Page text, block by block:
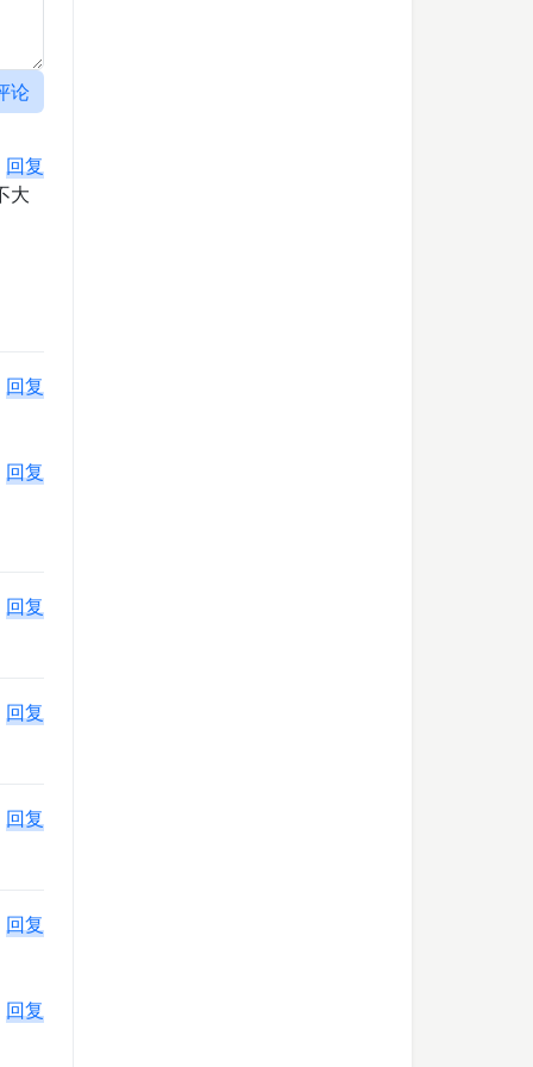
论
回复
大
回复
回复
回复
回复
回复
回复
回复